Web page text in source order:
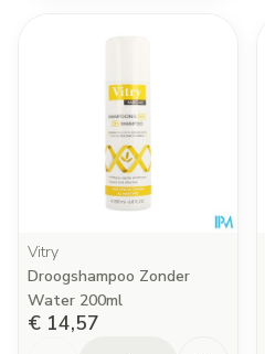
Vitry
Droogshampoo Zonder
Water 200ml
€ 14,57